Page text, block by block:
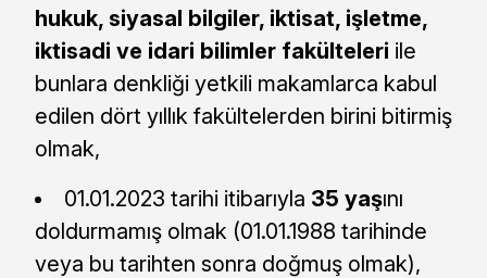
hukuk, siyasal bilgiler, iktisat, işletme,
iktisadi ve idari bilimler fakülteleri ile
bunlara denkliği yetkili makamlarca kabul
edilen dört yıllık fakültelerden birini bitirmiş
olmak,
01.01.2023 tarihi itibarıyla 35 yaşını
doldurmamış olmak (01.01.1988 tarihinde
veya bu tarihten sonra doğmuş olmak),